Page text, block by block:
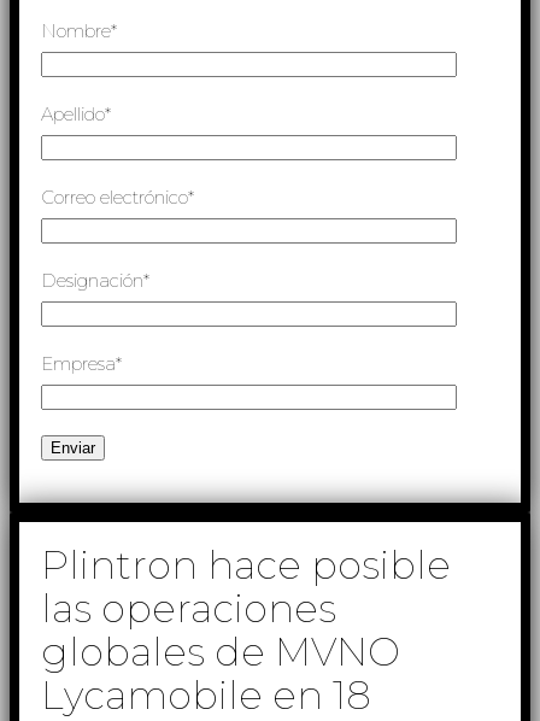
Nombre*
Apellido*
Correo electrónico*
Designación*
Empresa*
Plintron hace posible
las operaciones
globales de MVNO
Lycamobile en 18